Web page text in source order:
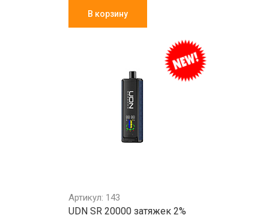
В корзину
Артикул: 143
UDN SR 20000 затяжек 2%